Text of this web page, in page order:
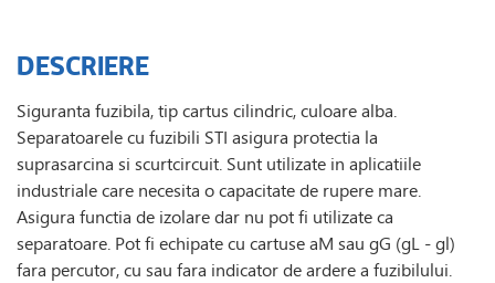
DESCRIERE
Siguranta fuzibila, tip cartus cilindric, culoare alba.
Separatoarele cu fuzibili STI asigura protectia la
suprasarcina si scurtcircuit. Sunt utilizate in aplicatiile
industriale care necesita o capacitate de rupere mare.
Asigura functia de izolare dar nu pot fi utilizate ca
separatoare. Pot fi echipate cu cartuse aM sau gG (gL - gl)
fara percutor, cu sau fara indicator de ardere a fuzibilului.